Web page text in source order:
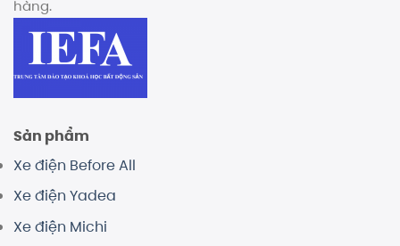
hàng.
Sản phẩm
Xe điện Before All
Xe điện Yadea
Xe điện Michi